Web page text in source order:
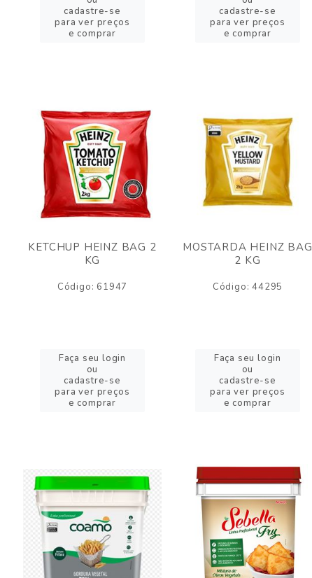
cadastre-se
para ver preços
e comprar
cadastre-se
para ver preços
e comprar
KETCHUP HEINZ BAG 2
KG
Código: 61947
Faça seu login
ou
cadastre-se
para ver preços
e comprar
MOSTARDA HEINZ BAG
2 KG
Código: 44295
Faça seu login
ou
cadastre-se
para ver preços
e comprar